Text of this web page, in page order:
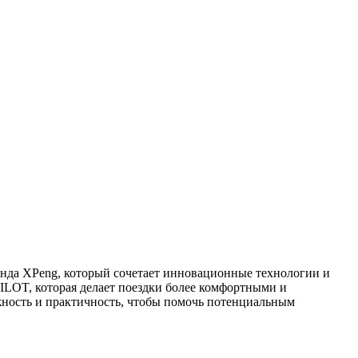
XPeng, который сочетает инновационные технологии и
которая делает поездки более комфортными и
и практичность, чтобы помочь потенциальным